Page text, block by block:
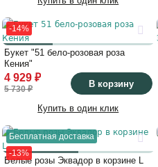
-14%
Букет "51 бело-розовая роза
Кения"
4 929 ₽
5 730 ₽ В корзину
Купить в один клик
Бесплатная доставка
-13%
Белые розы Эквадор в корзине L